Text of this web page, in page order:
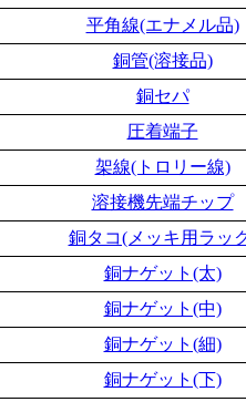
平角線(エナメル品)
銅管(溶接品)
銅セパ
圧着端子
架線(トロリー線)
溶接機先端チップ
銅タコ(メッキ用ラッ
銅ナゲット(太)
銅ナゲット(中)
銅ナゲット(細)
銅ナゲット(下)